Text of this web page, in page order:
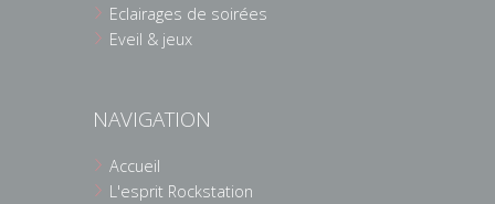
Eclairages de soirées
Eveil & jeux
NAVIGATION
Accueil
L'esprit Rockstation